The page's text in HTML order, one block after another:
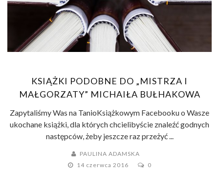
KSIĄŻKI PODOBNE DO „MISTRZA I
MAŁGORZATY” MICHAIŁA BUŁHAKOWA
Zapytaliśmy Was na TanioKsiążkowym Facebooku o Wasze
ukochane książki, dla których chcielibyście znaleźć godnych
następców, żeby jeszcze raz przeżyć ...
PAULINA ADAMSKA
14 czerwca 2016
0